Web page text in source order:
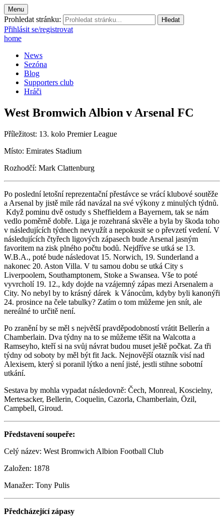
Menu
Prohledat stránku:
Přihlásit se/registrovat
home
News
Sezóna
Blog
Supporters club
Hráči
West Bromwich Albion v Arsenal FC
Příležitost: 13. kolo Premier League
Mí­sto: Emirates Stadium
Rozhodčí: Mark Clattenburg
Po poslední letošní reprezentační přestávce se vrácí klubové soutěže
a Arsenal by jistě mile rád navázal na své výkony z minulých týdnů.
Když pominu dvě ostudy s Sheffieldem a Bayernem, tak se nám
vedlo poměrně dobře. Liga je rozehraná skvěle a byla by škoda toho
v následujících týdnech nevyužít a nepokusit se o převzetí vedení. V
následujících čtyřech ligových zápasech bude Arsenal jasným
favoritem na zisk plného počtu bodů. Nejdříve se utká se 13.
W.B.A., poté bude následovat 15. Norwich, 19. Sunderland a
nakonec 20. Aston Villa. V tu samou dobu se utká City s
Liverpoolem, Southamptonem, Stoke a Swansea. Vše to poté
vyvrcholí 19. 12., kdy dojde na vzájemný zápas mezi Arsenalem a
City. No nebyl by to krásný dárek k Vánocům, kdyby byli kanonýři
24. prosince na čele tabulky? Zatím o tom můžeme jen snít, ale
nereálné to určitě není.
Po zranění by se měl s největší pravděpodobností vrátit Bellerín a
Chamberlain. Dva týdny na to se můžeme těšit na Walcotta a
Ramseyho, kteří si na svůj návrat budou muset ještě počkat. Za tři
týdny od soboty by měl být fit Jack. Nejnovější otazník visí nad
Alexisem, který si poranil lýtko a není jisté, jestli stihne sobotní
utkání.
Sestava by mohla vypadat následovně: Čech, Monreal, Koscielny,
Mertesacker, Bellerin, Coquelin, Cazorla, Chamberlain, Özil,
Campbell, Giroud.
Představení soupeře:
Celý název: West Bromwich Albion Football Club
Založen: 1878
Manažer: Tony Pulis
Předcházející zápasy